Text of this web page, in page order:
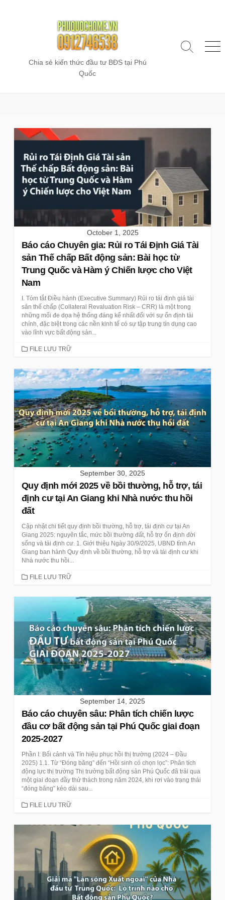
Chia sẻ kiến thức đầu tư BĐS tại Phú
Quốc
Search
October 1, 2025
Báo cáo Chuyên gia: Rủi ro Tái Định Giá Tài
sản Thế chấp Bất động sản: Bài học từ
Trung Quốc và Hàm ý Chiến lược cho Việt
Nam
I. Tóm tắt Điều hành (Executive Summary) Rủi ro tái định giá tài
sản thế chấp (Collateral Revaluation Risk – CRR) là một trong
những mối đe dọa hệ thống đáng kể nhất đối với sự ổn định tài
chính, đặc biệt trong các nền kinh tế có sự tập trung tín dụng cao
vào lĩnh vực bất động sản...
CATEGORIES
FILE LƯU TRỮ
September 30, 2025
Quy định mới 2025 về bồi thường, hỗ trợ, tái
định cư tại An Giang khi Nhà nước thu hồi
đất
Cập nhật chi tiết quy định bồi thường, hỗ trợ, tái định cư tại An
Giang 2025: nguyên tắc, mức bồi thường đất, hỗ trợ ổn định đời
sống và tái định cư. 1. Giới thiệu Ngày 30/9/2025, UBND tỉnh An
Giang ban hành Quy định về bồi thường, hỗ trợ và tái định cư khi
Nhà nước thu hồi...
CATEGORIES
FILE LƯU TRỮ
September 14, 2025
Báo cáo chuyên sâu: Phân tích chiến lược
đầu cơ bất động sản tại Phú Quốc giai đoạn
2025-2027
Phần I: Bối cảnh và Tín hiệu phục hồi thị trường (2024 – Đầu
2025) 1.1. Từ “Đóng băng” đến “Hồi sinh có chọn lọc”: Phân tích
động lực thị trường Thị trường bất động sản Phú Quốc đã trải qua
một giai đoạn đầy thử thách trong năm 2024, khi rơi vào trạng thái
“đóng băng” kéo dài sau...
CATEGORIES
FILE LƯU TRỮ